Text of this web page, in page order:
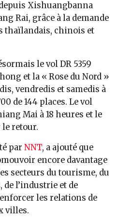
Xishuangbanna
Rai, grâce à la demande
thaïlandais, chinois et
le vol DR 5359
et la « Rose du Nord »
vendredis et samedis à
de 144 places. Le vol
Mai à 18 heures et le
le retour.
par NNT, a ajouté que
encore davantage
secteurs du tourisme, du
de l’industrie et de
les relations de
villes.